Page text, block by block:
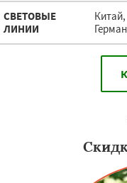
СВЕТОВЫЕ
ЛИНИИ
Китай,